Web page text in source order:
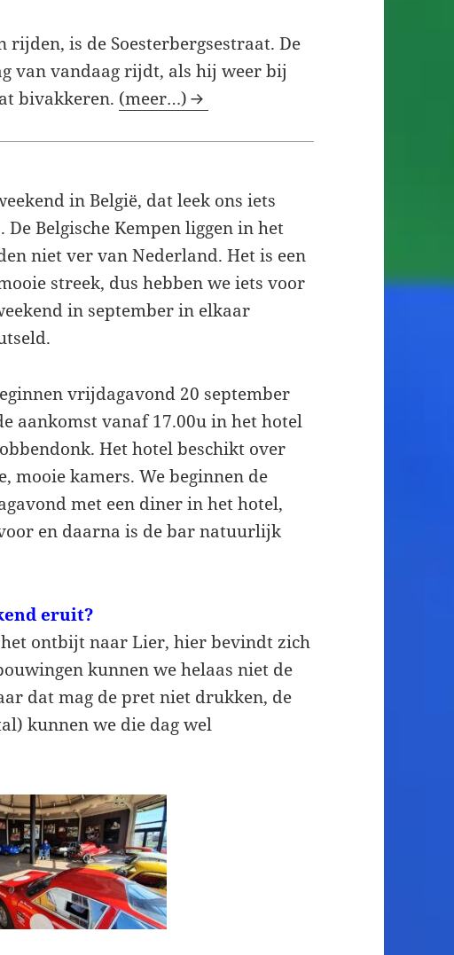
rijden, is de Soesterbergsestraat. De
van vandaag rijdt, als hij weer bij
bivakkeren. (meer…)
in België, dat leek ons iets
De Belgische Kempen liggen in het
niet ver van Nederland. Het is een
streek, dus hebben we iets voor
in september in elkaar
vrijdagavond 20 september
aankomst vanaf 17.00u in het hotel
Het hotel beschikt over
mooie kamers. We beginnen de
met een diner in het hotel,
en daarna is de bar natuurlijk
eruit?
ontbijt naar Lier, hier bevindt zich
kunnen we helaas niet de
dat mag de pret niet drukken, de
kunnen we die dag wel